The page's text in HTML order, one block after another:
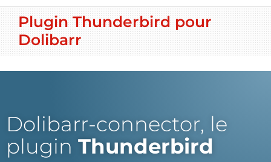
Plugin Thunderbird pour
Dolibarr
Dolibarr-connector, le
plugin Thunderbird